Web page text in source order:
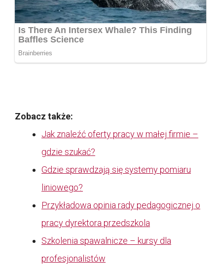
Zobacz także:
Jak znaleźć oferty pracy w małej firmie –
gdzie szukać?
Gdzie sprawdzają się systemy pomiaru
liniowego?
Przykładowa opinia rady pedagogicznej o
pracy dyrektora przedszkola
Szkolenia spawalnicze – kursy dla
profesjonalistów